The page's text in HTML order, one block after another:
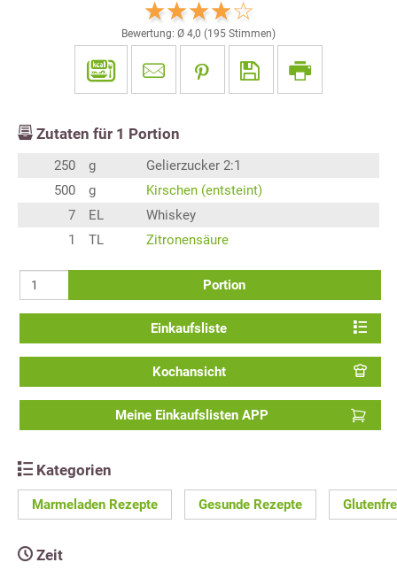
Bewertung: Ø 4,0 (195 Stimmen)
Zutaten für 1 Portion
250 g
Gelierzucker 2:1
500
g
Kirschen (entsteint)
7
EL
Whiskey
1
TL Zitronensäure
Portion
Einkaufsliste
Kochansicht
Meine Einkaufslisten APP
Kategorien
Marmeladen Rezepte Gesunde Rezepte
Zeit